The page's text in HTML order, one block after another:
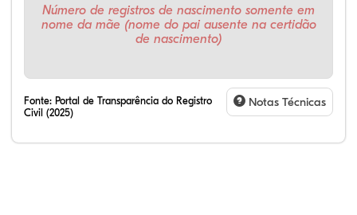
Número de registros de nascimento somente em
nome da mãe (nome do pai ausente na certidão
de nascimento)
Fonte: Portal de Transparência do Registro
Civil (2025)
Notas Técnicas